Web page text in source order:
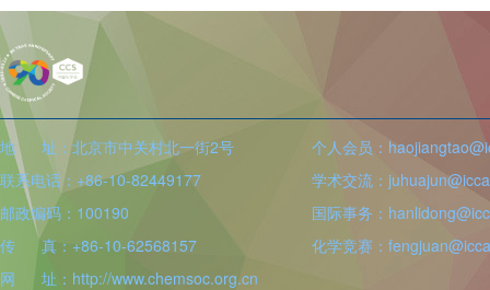
地 址：北京市中关村北一街2号
联系电话：+86-10-82449177
邮政编码：100190
传 真：+86-10-62568157
网 址：http://www.chemsoc.org.cn
个人会员：
学术交流：
国际事务：
化学竞赛：